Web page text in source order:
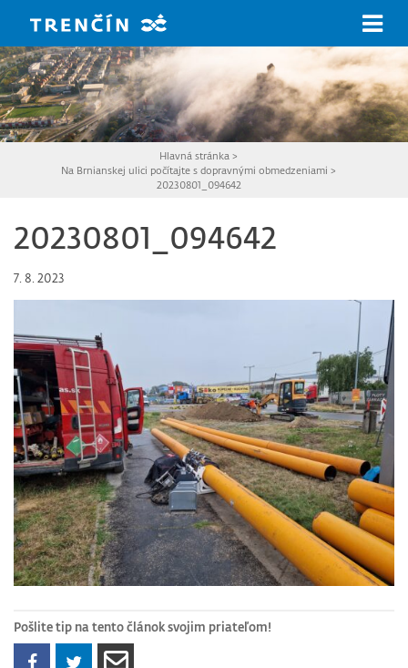
Hlavná stránka >
Na Brnianskej ulici počítajte s dopravnými obmedzeniami >
20230801_094642
20230801_094642
7. 8. 2023
Pošlite tip na tento článok svojim priateľom!